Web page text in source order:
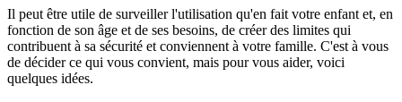
Il peut être utile de surveiller l'utilisation qu'en fait votre enfant et, en
fonction de son âge et de ses besoins, de créer des limites qui
contribuent à sa sécurité et conviennent à votre famille. C'est à vous
de décider ce qui vous convient, mais pour vous aider, voici
quelques idées.